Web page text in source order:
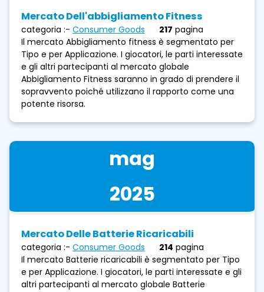
Mercato Dell'abbigliamento Fitness
categoria :- Consumer Goods 217 pagina
Il mercato Abbigliamento fitness è segmentato per
Tipo e per Applicazione. I giocatori, le parti interessate
e gli altri partecipanti al mercato globale
Abbigliamento Fitness saranno in grado di prendere il
sopravvento poiché utilizzano il rapporto come una
potente risorsa.
mag
2025
Mercato Delle Batterie Ricaricabili
categoria :- Consumer Goods 214 pagina
Il mercato Batterie ricaricabili è segmentato per Tipo
e per Applicazione. I giocatori, le parti interessate e gli
altri partecipanti al mercato globale Batterie